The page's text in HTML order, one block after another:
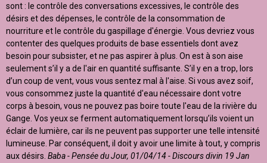
sont : le contrôle des conversations excessives, le contrôle des
désirs et des dépenses, le contrôle de la consommation de
nourriture et le contrôle du gaspillage d'énergie. Vous devriez vous
contenter des quelques produits de base essentiels dont avez
besoin pour subsister, et ne pas aspirer à plus. On est à son aise
seulement s’il y a de l'air en quantité suffisante. S’il y en a trop, lors
d’un coup de vent, vous vous sentez mal à l'aise. Si vous avez soif,
vous consommez juste la quantité d'eau nécessaire dont votre
corps à besoin, vous ne pouvez pas boire toute l'eau de la rivière du
Gange. Vos yeux se ferment automatiquement lorsqu’ils voient un
éclair de lumière, car ils ne peuvent pas supporter une telle intensité
lumineuse. Par conséquent, il doit y avoir une limite à tout, y compris
aux désirs. Baba - Pensée du Jour, 01/04/14 - Discours divin 19 Jan